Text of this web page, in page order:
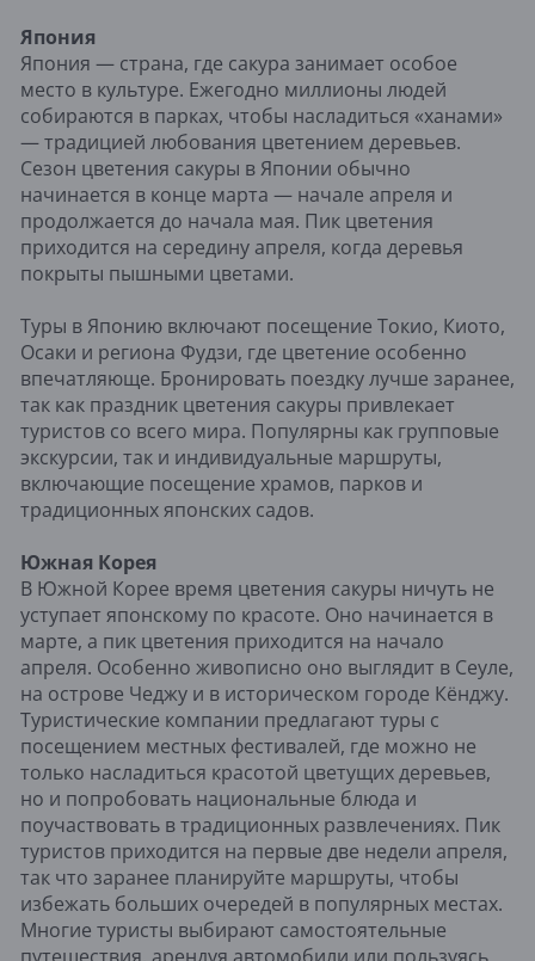
Япония
Япония — страна, где сакура занимает особое
место в культуре. Ежегодно миллионы людей
собираются в парках, чтобы насладиться «ханами»
— традицией любования цветением деревьев.
Сезон цветения сакуры в Японии обычно
начинается в конце марта — начале апреля и
продолжается до начала мая. Пик цветения
приходится на середину апреля, когда деревья
покрыты пышными цветами.
Туры в Японию включают посещение Токио, Киото,
Осаки и региона Фудзи, где цветение особенно
впечатляюще. Бронировать поездку лучше заранее,
так как праздник цветения сакуры привлекает
туристов со всего мира. Популярны как групповые
экскурсии, так и индивидуальные маршруты,
включающие посещение храмов, парков и
традиционных японских садов.
Южная Корея
В Южной Корее время цветения сакуры ничуть не
уступает японскому по красоте. Оно начинается в
марте, а пик цветения приходится на начало
апреля. Особенно живописно оно выглядит в Сеуле,
на острове Чеджу и в историческом городе Кёнджу.
Туристические компании предлагают туры с
посещением местных фестивалей, где можно не
только насладиться красотой цветущих деревьев,
но и попробовать национальные блюда и
поучаствовать в традиционных развлечениях. Пик
туристов приходится на первые две недели апреля,
так что заранее планируйте маршруты, чтобы
избежать больших очередей в популярных местах.
Многие туристы выбирают самостоятельные